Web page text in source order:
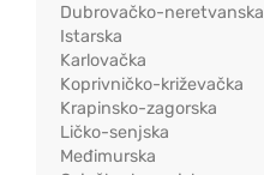
Dubrovačko-neretvanska
Istarska
Karlovačka
Koprivničko-križevačka
Krapinsko-zagorska
Ličko-senjska
Međimurska